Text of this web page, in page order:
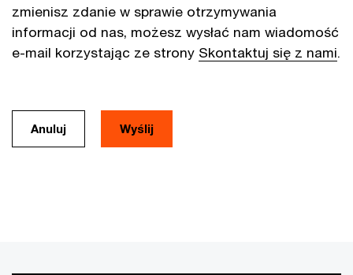
zmienisz zdanie w sprawie otrzymywania
informacji od nas, możesz wysłać nam wiadomość
e-mail korzystając ze strony Skontaktuj się z nami.
Anuluj